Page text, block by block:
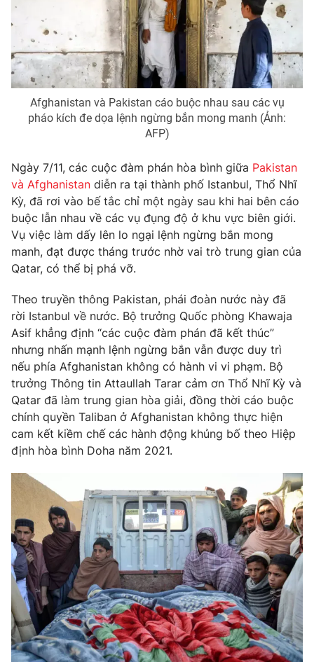
Hậu trường
Nhân vật
Khán giả
Giải sao mai
Điện ảnh
Âm nhạc
Sao
Đời sống
Du lịch
Làm đẹp
Chất lượng cuộc sống
Giáo dục
Tuyển sinh
Công nghệ
Sản phẩm
Thị trường
Tư vấn
Lịch phát sóng
Chuyên mục khác
Emagazine
Photo Infographic
Video Shorts video
VTV Money VTV Thể thao
VTV Sức khoẻ Bất động sản
Thị trường 24h
VTV4 Vươn mình bằng AI
VTV9 VTV8
Liên hệ tòa soạn English
Afghanistan và Pakistan cáo buộc nhau sau các vụ
pháo kích đe dọa lệnh ngừng bắn mong manh (Ảnh:
AFP)
Ngày 7/11, các cuộc đàm phán hòa bình giữa Pakistan
và Afghanistan diễn ra tại thành phố Istanbul, Thổ Nhĩ
Kỳ, đã rơi vào bế tắc chỉ một ngày sau khi hai bên cáo
buộc lẫn nhau về các vụ đụng độ ở khu vực biên giới.
Vụ việc làm dấy lên lo ngại lệnh ngừng bắn mong
manh, đạt được tháng trước nhờ vai trò trung gian của
Qatar, có thể bị phá vỡ.
Theo truyền thông Pakistan, phái đoàn nước này đã
rời Istanbul về nước. Bộ trưởng Quốc phòng Khawaja
Asif khẳng định “các cuộc đàm phán đã kết thúc”
nhưng nhấn mạnh lệnh ngừng bắn vẫn được duy trì
nếu phía Afghanistan không có hành vi vi phạm. Bộ
trưởng Thông tin Attaullah Tarar cảm ơn Thổ Nhĩ Kỳ và
Qatar đã làm trung gian hòa giải, đồng thời cáo buộc
chính quyền Taliban ở Afghanistan không thực hiện
cam kết kiềm chế các hành động khủng bố theo Hiệp
định hòa bình Doha năm 2021.